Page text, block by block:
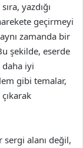
yazdığı
geçirmeyi
zamanda bir
şekilde, eserde
iyi
gibi temalar,
alanı değil,